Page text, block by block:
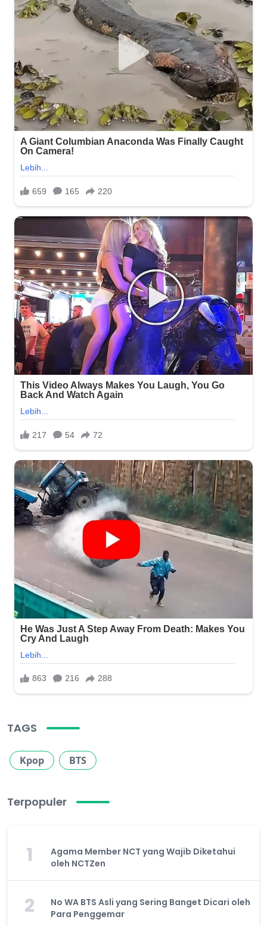
TAGS
Kpop BTS
Terpopuler
1
Agama Member NCT yang Wajib Diketahui
oleh NCTZen
2
No WA BTS Asli yang Sering Banget Dicari oleh
Para Penggemar